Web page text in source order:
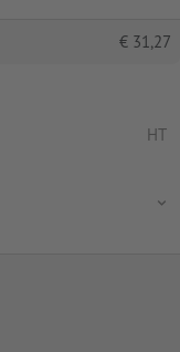
€ 31,27
HT